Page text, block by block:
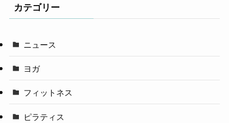
カテゴリー
ニュース
ヨガ
フィットネス
ピラティス